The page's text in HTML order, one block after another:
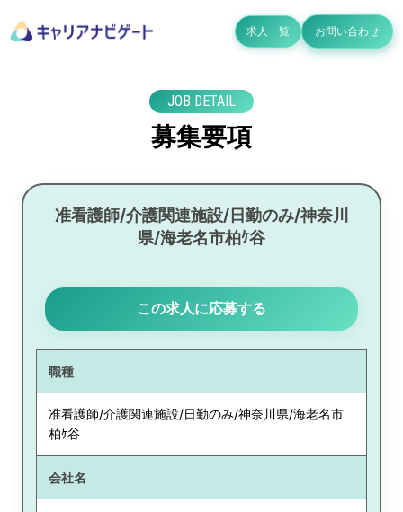
求人一覧 お問い合わせ
JOB DETAIL
募集要項
准看護師/介護関連施設/日勤のみ/神奈川
県/海老名市柏ｹ谷
この求人に応募する
職種
准看護師/介護関連施設/日勤のみ/神奈川県/海老名市
柏ｹ谷
会社名